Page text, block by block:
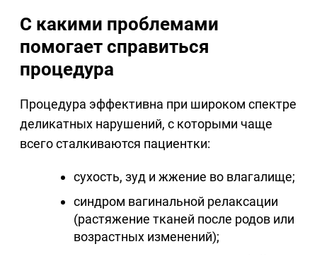
С какими проблемами
помогает справиться
процедура
Процедура эффективна при широком спектре
деликатных нарушений, с которыми чаще
всего сталкиваются пациентки:
сухость, зуд и жжение во влагалище;
синдром вагинальной релаксации
(растяжение тканей после родов или
возрастных изменений);